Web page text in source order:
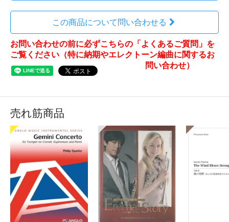
この商品について問い合わせる
お問い合わせの前に必ずこちらの「よくあるご質問」を
ご覧ください（特に納期やエレクトーン編曲に関するお
問い合わせ）
売れ筋商品